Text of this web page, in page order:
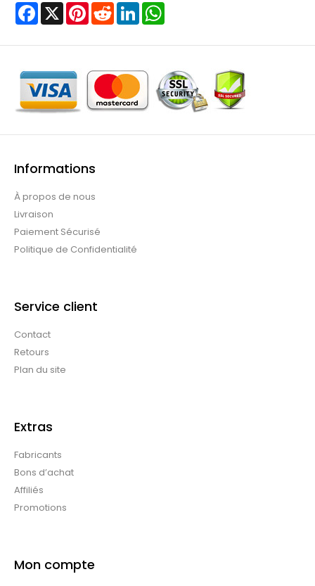
Facebook
X PinterestRedditLinkedIn
Informations
À propos de nous
Livraison
Paiement Sécurisé
Politique de Confidentialité
Service client
Contact
Retours
Plan du site
Extras
Fabricants
Bons d’achat
Affiliés
Promotions
Mon compte